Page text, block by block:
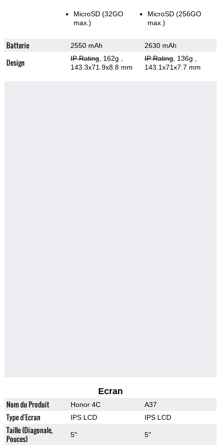
MicroSD (32GO
max.)
MicroSD (256GO
max.)
Batterie 2550 mAh 2630 mAh
Design IP Rating, 162g
143.3x71.9x8.8 mm
IP Rating, 136g
143.1x71x7.7 mm
Ecran
Nom du Produit Honor 4C A37
Type d'Ecran IPS LCD IPS LCD
Taille (Diagonale,
Pouces)
5" 5"